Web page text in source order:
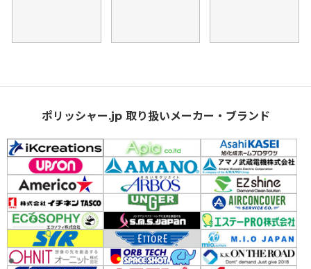
ポリッシャー.jp 取り扱いメーカー・ブランド